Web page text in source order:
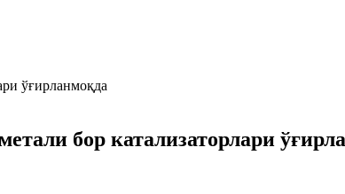
бор катализаторлари